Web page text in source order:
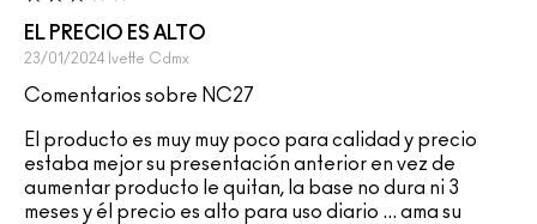
EL PRECIO ES ALTO
23/01/2024 Ivette Cdmx
Comentarios sobre NC27
El producto es muy muy poco para calidad y precio
estaba mejor su presentación anterior en vez de
aumentar producto le quitan, la base no dura ni 3
meses y él precio es alto para uso diario ... ama su